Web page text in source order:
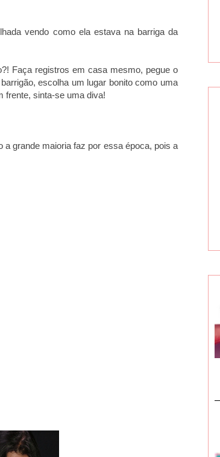
vendo como ela estava na barriga da
Faça registros em casa mesmo, pegue o
escolha um lugar bonito como uma
frente, sinta-se uma diva!
grande maioria faz por essa época, pois a